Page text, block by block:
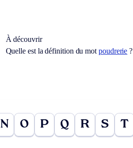
À découvrir
Quelle est la définition du motpoudrerie ?
N O P Q R S T